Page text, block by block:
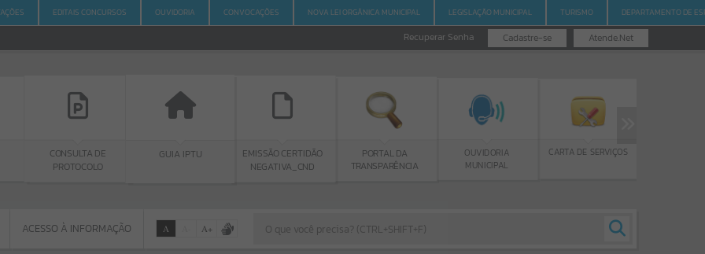
EDITAIS CONCURSOS OUVIDORIA CONVOCAÇÕES NOVA LEI ORGÂNICA MUNICIPAL LEGISLAÇÃO MUNICIPAL TURISMO DEPARTAMENTO DE
Atende.Net
Cadastre-se
Recuperar Senha
CONSULTA DE
PROTOCOLO
GUIA IPTU EMISSÃO CERTIDÃO
NEGATIVA_CND
PORTAL DA
TRANSPARÊNCIA
OUVIDORIA
MUNICIPAL
CARTA DE SERVIÇOS
ACESSO À INFORMAÇÃO A A+